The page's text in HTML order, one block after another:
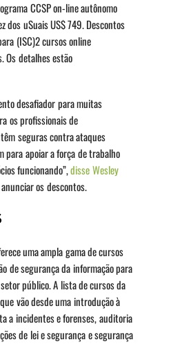
CCSP on-line autônomo
dos uSuais US$ 749. Descontos
(ISC)2 cursos online
detalhes estão
desafiador para muitas
os profissionais de
seguras contra ataques
para apoiar a força de trabalho
funcionando”,disse Wesley
os descontos.
uma ampla gama de cursos
de segurança da informação para
público. A lista de cursos da
vão desde uma introdução à
a incidentes e forenses, auditoria
de lei e segurança e segurança